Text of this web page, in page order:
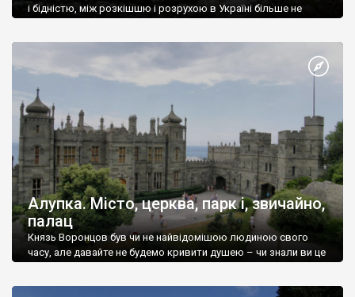
і бідністю, між розкішшю і розрухою в Україні більше не
Алупка. Місто, церква, парк і, звичайно,
палац
Князь Воронцов був чи не найвідомішою людиною свого
часу, але давайте не будемо кривити душею – чи знали ви це